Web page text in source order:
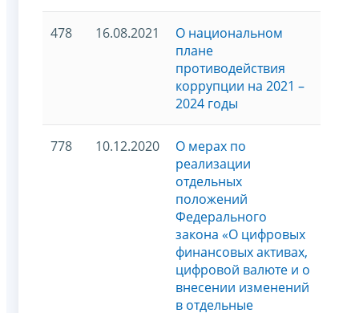
478 16.08.2021
О национальном
плане
противодействия
коррупции на 2021 –
2024 годы
778 10.12.2020
О мерах по
реализации
отдельных
положений
Федерального
закона «О цифровых
финансовых активах,
цифровой валюте и о
внесении изменений
в отдельные